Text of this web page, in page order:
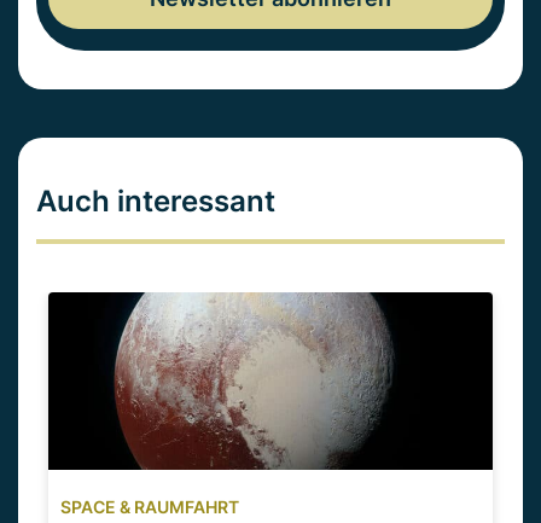
Auch interessant
SPACE & RAUMFAHRT